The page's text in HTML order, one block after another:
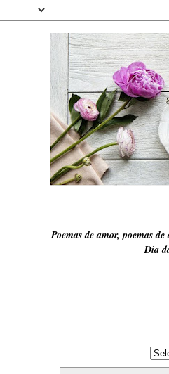
Poemas de amor, poemas
Dia